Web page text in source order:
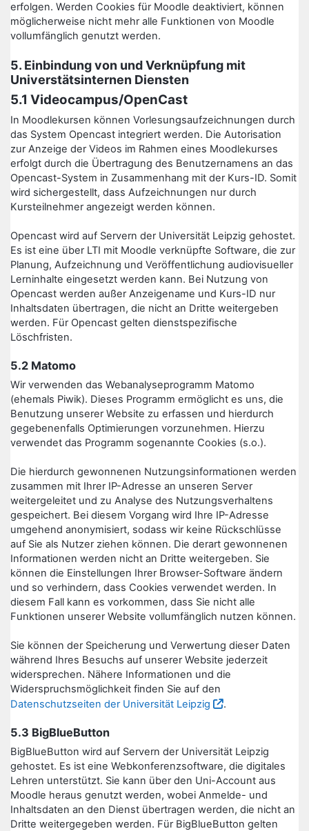
erfolgen. Werden Cookies für Moodle deaktiviert, können
möglicherweise nicht mehr alle Funktionen von Moodle
vollumfänglich genutzt werden.
5. Einbindung von und Verknüpfung mit
Universtätsinternen Diensten
5.1 Videocampus/OpenCast
In Moodlekursen können Vorlesungsaufzeichnungen durch
das System Opencast integriert werden. Die Autorisation
zur Anzeige der Videos im Rahmen eines Moodlekurses
erfolgt durch die Übertragung des Benutzernamens an das
Opencast-System in Zusammenhang mit der Kurs-ID. Somit
wird sichergestellt, dass Aufzeichnungen nur durch
Kursteilnehmer angezeigt werden können.
Opencast wird auf Servern der Universität Leipzig gehostet.
Es ist eine über LTI mit Moodle verknüpfte Software, die zur
Planung, Aufzeichnung und Veröffentlichung audiovisueller
Lerninhalte eingesetzt werden kann. Bei Nutzung von
Opencast werden außer Anzeigename und Kurs-ID nur
Inhaltsdaten übertragen, die nicht an Dritte weitergeben
werden. Für Opencast gelten dienstspezifische
Löschfristen.
5.2 Matomo
Wir verwenden das Webanalyseprogramm Matomo
(ehemals Piwik). Dieses Programm ermöglicht es uns, die
Benutzung unserer Website zu erfassen und hierdurch
gegebenenfalls Optimierungen vorzunehmen. Hierzu
verwendet das Programm sogenannte Cookies (s.o.).
Die hierdurch gewonnenen Nutzungsinformationen werden
zusammen mit Ihrer IP-Adresse an unseren Server
weitergeleitet und zu Analyse des Nutzungsverhaltens
gespeichert. Bei diesem Vorgang wird Ihre IP-Adresse
umgehend anonymisiert, sodass wir keine Rückschlüsse
auf Sie als Nutzer ziehen können. Die derart gewonnenen
Informationen werden nicht an Dritte weitergeben. Sie
können die Einstellungen Ihrer Browser-Software ändern
und so verhindern, dass Cookies verwendet werden. In
diesem Fall kann es vorkommen, dass Sie nicht alle
Funktionen unserer Website vollumfänglich nutzen können.
Sie können der Speicherung und Verwertung dieser Daten
während Ihres Besuchs auf unserer Website jederzeit
widersprechen. Nähere Informationen und die
Widerspruchsmöglichkeit finden Sie auf den
Datenschutzseiten der Universität Leipzig
.
5.3 BigBlueButton
BigBlueButton wird auf Servern der Universität Leipzig
gehostet. Es ist eine Webkonferenzsoftware, die digitales
Lehren unterstützt. Sie kann über den Uni-Account aus
Moodle heraus genutzt werden, wobei Anmelde- und
Inhaltsdaten an den Dienst übertragen werden, die nicht an
Dritte weitergegeben werden. Für BigBlueButton gelten